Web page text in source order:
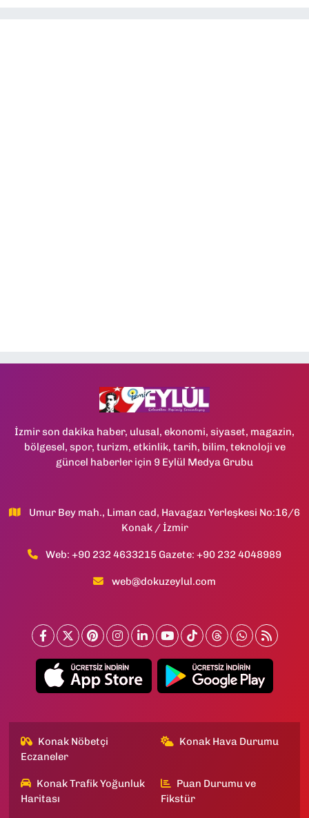
İzmir son dakika haber, ulusal, ekonomi, siyaset, magazin,
bölgesel, spor, turizm, etkinlik, tarih, bilim, teknoloji ve
güncel haberler için 9 Eylül Medya Grubu
Umur Bey mah., Liman cad, Havagazı Yerleşkesi No:16/6
Konak / İzmir
Web: +90 232 4633215 Gazete: +90 232 4048989
web@dokuzeylul.com
Konak Nöbetçi
Eczaneler
Konak Hava Durumu
Konak Trafik Yoğunluk
Haritası
Puan Durumu ve
Fikstür